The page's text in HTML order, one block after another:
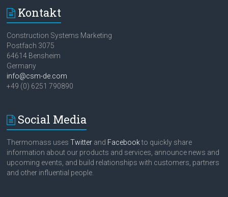
Kontakt
Construction Systems Marketing
Postfach 3075
64614 Bensheim
Germany
info@csm-de.com
+49 (0) 6251 790890
Social Media
Thermomass usesTwitter and Facebookto quickly share
information about our products and services, announce news and
upcoming events, and build relationships with customers, partners
and other influential people.